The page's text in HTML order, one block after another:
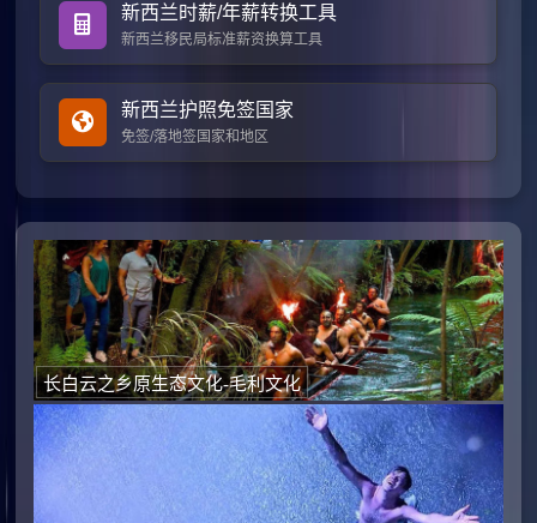
新西兰时薪/年薪转换工具
新西兰移民局标准薪资换算工具
新西兰护照免签国家
免签/落地签国家和地区
长白云之乡原生态文化-毛利文化